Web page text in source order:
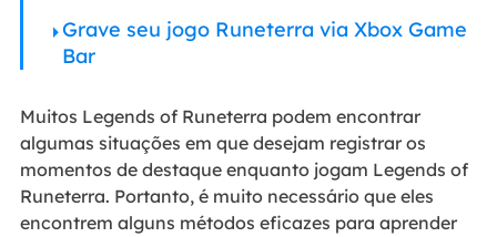
Grave seu jogo Runeterra via Xbox Game
Bar
Muitos Legends of Runeterra podem encontrar
algumas situações em que desejam registrar os
momentos de destaque enquanto jogam Legends of
Runeterra. Portanto, é muito necessário que eles
encontrem alguns métodos eficazes para aprender